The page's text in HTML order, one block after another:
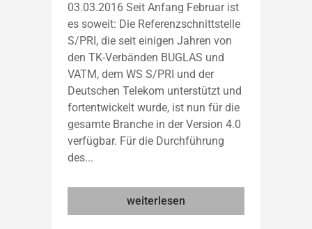
03.03.2016 Seit Anfang Februar ist
es soweit: Die Referenzschnittstelle
S/PRI, die seit einigen Jahren von
den TK-Verbänden BUGLAS und
VATM, dem WS S/PRI und der
Deutschen Telekom unterstützt und
fortentwickelt wurde, ist nun für die
gesamte Branche in der Version 4.0
verfügbar. Für die Durchführung
des...
weiterlesen